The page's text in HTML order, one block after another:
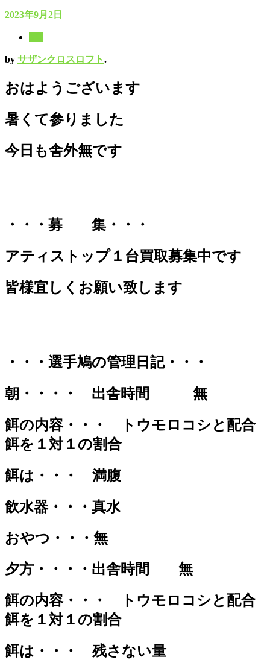
2023年9月2日
by サザンクロスロフト.
おはようございます
暑くて参りました
今日も舎外無です
・・・募 集・・・
アティストップ１台買取募集中です
皆様宜しくお願い致します
・・・選手鳩の管理日記・・・
朝・・・・ 出舎時間 無
餌の内容・・・ トウモロコシと配合
餌を１対１の割合
餌は・・・ 満腹
飲水器・・・真水
おやつ・・・無
夕方・・・・出舎時間 無
餌の内容・・・ トウモロコシと配合
餌を１対１の割合
餌は・・・ 残さない量